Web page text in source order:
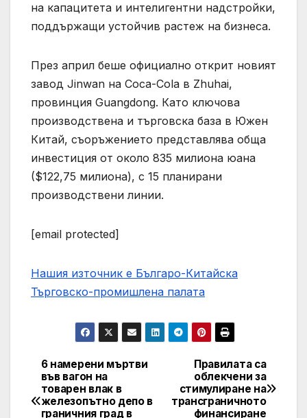
на капацитета и интелигентни надстройки,
поддържащи устойчив растеж на бизнеса.
През април беше официално открит новият
завод Jinwan на Coca-Cola в Zhuhai,
провинция Guangdong. Като ключова
производствена и търговска база в Южен
Китай, съоръжението представлява обща
инвестиция от около 835 милиона юана
($122,75 милиона), с 15 планирани
производствени линии.
[email protected]
Нашия източник е Българо-Китайска
Търговско-промишлена палaта
Post
navigation
Правилата са
облекчени за
стимулиране на
трансграничното
финансиране
6 намерени мъртви
във вагон на
товарен влак в
железопътно депо в
граничния град в